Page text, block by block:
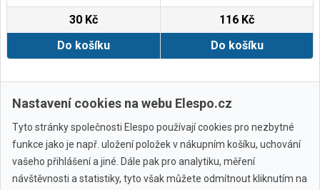
30 Kč
Do košíku
116 Kč
Do košíku
Zobrazit další
Nastavení cookies na webu Elespo.cz
Tyto stránky společnosti Elespo používají cookies pro nezbytné
funkce jako je např. uložení položek v nákupním košíku, uchování
vašeho přihlášení a jiné. Dále pak pro analytiku, měření
návštěvnosti a statistiky, tyto však můžete odmítnout kliknutím na